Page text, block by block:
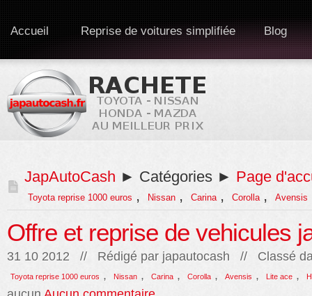
Accueil Reprise de voitures simplifiée Blog
JapAutoCash ► Catégories ► Page
Toyota reprise 1000 euros , Nissan , Carina , Corolla , Avensis
Offre et reprise de vehicules
31 10 2012 // Rédigé par japautocash // Classé
Toyota reprise 1000 euros , Nissan , Carina , Corolla , Avensis , Lite ace ,